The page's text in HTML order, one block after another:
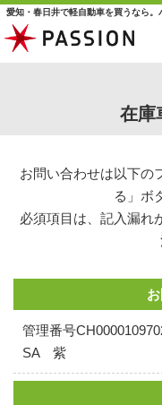
愛知・春日井で軽自動車を買うなら
在庫
お問い合わせは以下の
る」ボ
必須項目は、記入漏れ
管理番号
SA 紫